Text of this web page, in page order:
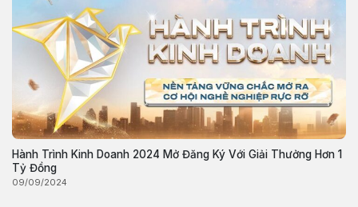
Hành Trình Kinh Doanh 2024 Mở Đăng Ký Với Giải Thưởng Hơn 1
Tỷ Đồng
09/09/2024